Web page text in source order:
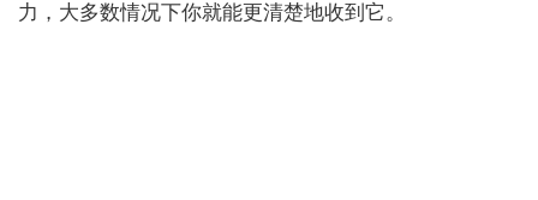
力，大多数情况下你就能更清楚地收到它。